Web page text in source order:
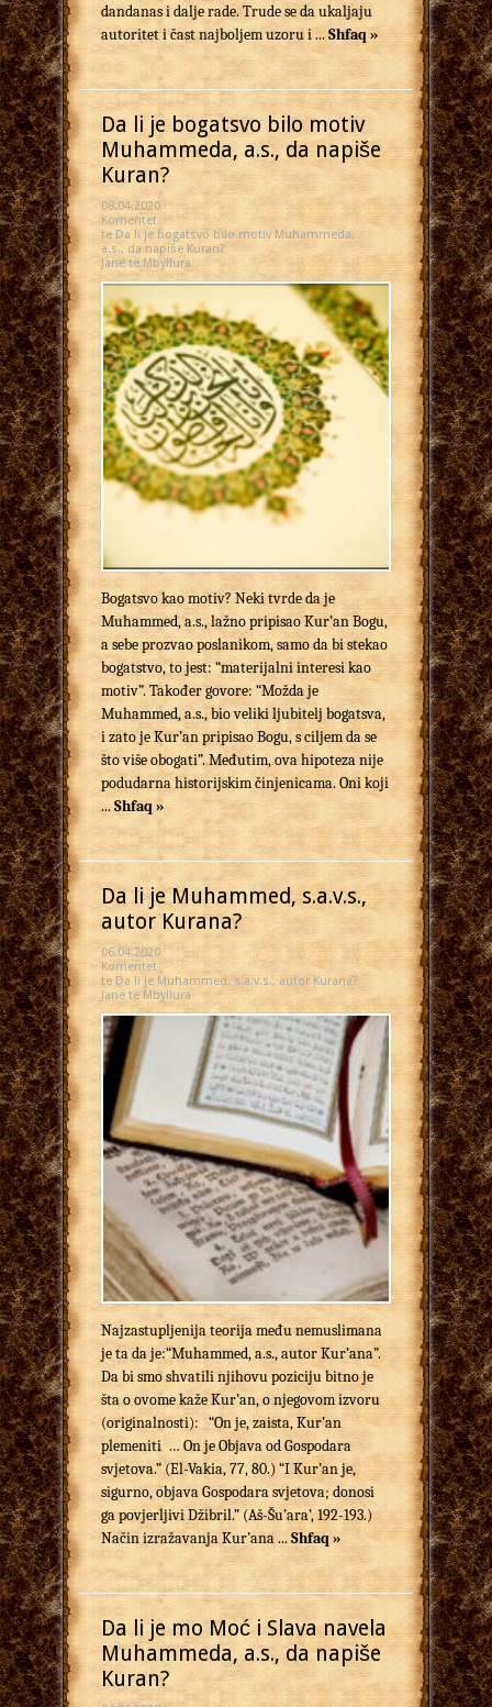
dandanas i dalje rade. Trude se da ukaljaju
autoritet i čast najboljem uzoru i ...Shfaq »
Da li je bogatsvo bilo motiv
Muhammeda, a.s., da napiše
Kuran?
08.04.2020
Komentet
te Da li je bogatsvo bilo motiv Muhammeda,
a.s., da napiše Kuran?
Janë të Mbyllura
Bogatsvo kao motiv? Neki tvrde da je
Muhammed, a.s., lažno pripisao Kur’an Bogu,
a sebe prozvao poslanikom, samo da bi stekao
bogatstvo, to jest: “materijalni interesi kao
motiv”. Također govore: “Možda je
Muhammed, a.s., bio veliki ljubitelj bogatsva,
i zato je Kur’an pripisao Bogu, s ciljem da se
što više obogati”. Međutim, ova hipoteza nije
podudarna historijskim činjenicama. Oni koji
...Shfaq »
Da li je Muhammed, s.a.v.s.,
autor Kurana?
06.04.2020
Komentet
te Da li je Muhammed, s.a.v.s., autor Kurana?
Janë të Mbyllura
Najzastupljenija teorija među nemuslimana
je ta da je:“Muhammed, a.s., autor Kur’ana”.
Da bi smo shvatili njihovu poziciju bitno je
šta o ovome kaže Kur’an, o njegovom izvoru
(originalnosti): “On je, zaista, Kur’an
plemeniti … On je Objava od Gospodara
svjetova.” (El-Vakia, 77, 80.) “I Kur’an je,
sigurno, objava Gospodara svjetova; donosi
ga povjerljivi Džibril.” (Aš-Šu’ara’, 192-193.)
Način izražavanja Kur’ana ... Shfaq »
Da li je mo Moć i Slava navela
Muhammeda, a.s., da napiše
Kuran?